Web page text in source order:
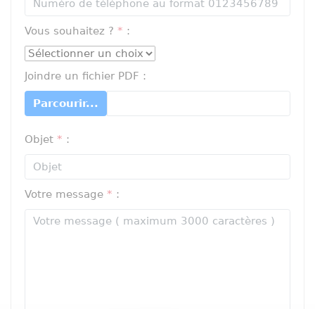
Vous souhaitez ? * :
Joindre un fichier PDF :
Parcourir...
Objet * :
Votre message * :